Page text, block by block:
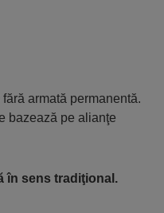
armată permanentă.
bazează pe alianţe
în sens tradiţional.